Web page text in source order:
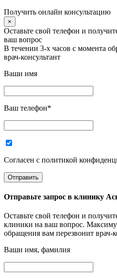
Получить онлайн консультацию
×
Оставьте свой телефон и
ваш вопрос
В течении 3-х часов с момента
врач-консультант
Ваши имя
Ваш телефон*
Согласен с политикой
Отправьте запрос в клинику
Оставьте свой телефон и
клиники на ваш вопрос.
обращения вам перезвонит врач-
Ваши имя, фамилия